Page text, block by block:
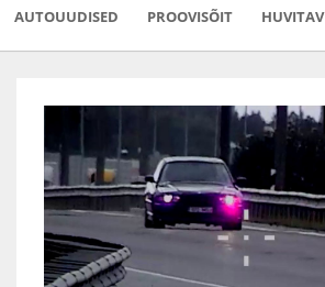
AUTOUUDISED PROOVISÕIT HUVITAV